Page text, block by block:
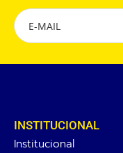
INSTITUCIONAL
Institucional